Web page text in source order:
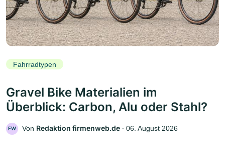
Fahrradtypen
Gravel Bike Materialien im
Überblick: Carbon, Alu oder Stahl?
FW Von Redaktion firmenweb.de ‧ 06. August 2026